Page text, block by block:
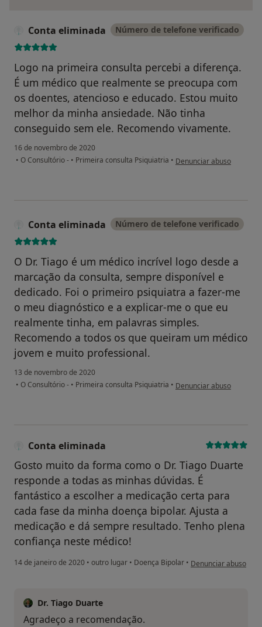
Conta eliminada Número de telefone verificado
Logo na primeira consulta percebi a diferença.
É um médico que realmente se preocupa com
os doentes, atencioso e educado. Estou muito
melhor da minha ansiedade. Não tinha
conseguido sem ele. Recomendo vivamente.
16 de novembro de 2020
• O Consultório - • Primeira consulta Psiquiatria • na opinião do utilizador
Denunciar abuso
Conta eliminada Número de telefone verificado
O Dr. Tiago é um médico incrível logo desde a
marcação da consulta, sempre disponível e
dedicado. Foi o primeiro psiquiatra a fazer-me
o meu diagnóstico e a explicar-me o que eu
realmente tinha, em palavras simples.
Recomendo a todos os que queiram um médico
jovem e muito professional.
13 de novembro de 2020
• O Consultório - • Primeira consulta Psiquiatria • na opinião do utilizador
Denunciar abuso
Conta eliminada
Gosto muito da forma como o Dr. Tiago Duarte
responde a todas as minhas dúvidas. É
fantástico a escolher a medicação certa para
cada fase da minha doença bipolar. Ajusta a
medicação e dá sempre resultado. Tenho plena
confiança neste médico!
14 de janeiro de 2020 • outro lugar • Doença Bipolar • na opinião do
Denunciar abuso
Dr. Tiago Duarte
Agradeço a recomendação.